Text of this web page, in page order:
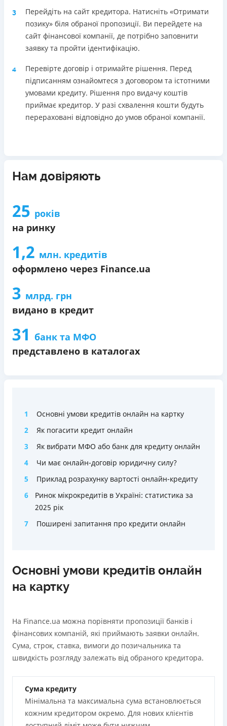
3
Перейдіть на сайт кредитора. Натисніть «Отримати
позику» біля обраної пропозиції. Ви перейдете на
сайт фінансової компанії, де потрібно заповнити
заявку та пройти ідентифікацію.
4
Перевірте договір і отримайте рішення. Перед
підписанням ознайомтеся з договором та істотними
умовами кредиту. Рішення про видачу коштів
приймає кредитор. У разі схвалення кошти будуть
перераховані відповідно до умов обраної компанії.
Нам довіряють
25 років
на ринку
1,2 млн. кредитів
оформлено через Finance.ua
3 млрд. грн
видано в кредит
31 банк та МФО
представлено в каталогах
1
Основні умови кредитів онлайн на картку
2
Як погасити кредит онлайн
3
Як вибрати МФО або банк для кредиту онлайн
4
Чи має онлайн-договір юридичну силу?
5
Приклад розрахунку вартості онлайн-кредиту
6
Ринок мікрокредитів в Україні: статистика за
2025 рік
7
Поширені запитання про кредити онлайн
Основні умови кредитів онлайн
на картку
На Finance.ua можна порівняти пропозиції банків і
фінансових компаній, які приймають заявки онлайн.
Сума, строк, ставка, вимоги до позичальника та
швидкість розгляду залежать від обраного кредитора.
Сума кредиту
Мінімальна та максимальна сума встановлюється
кожним кредитором окремо. Для нових клієнтів